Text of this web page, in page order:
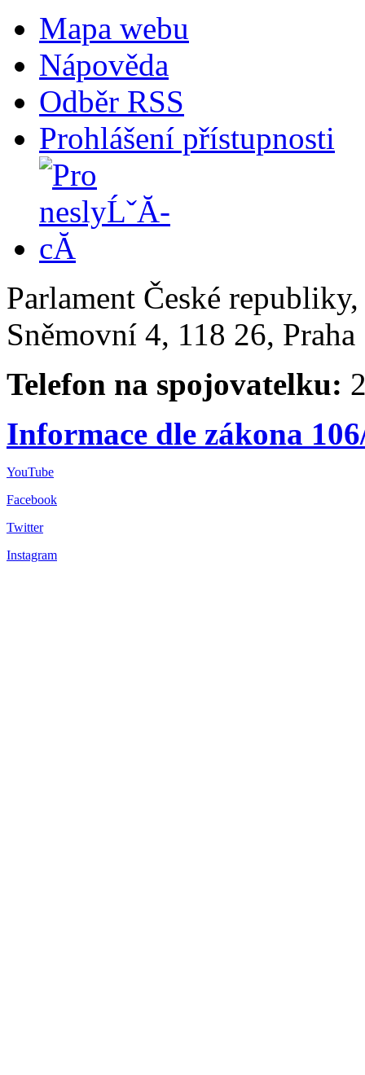
Mapa webu
Nápověda
Odběr RSS
Prohlášení přístupnosti
Parlament České
Sněmovní 4, 118 26,
Telefon na spojovatelku:
Informace dle zákona
YouTube
Facebook
Twitter
Instagram